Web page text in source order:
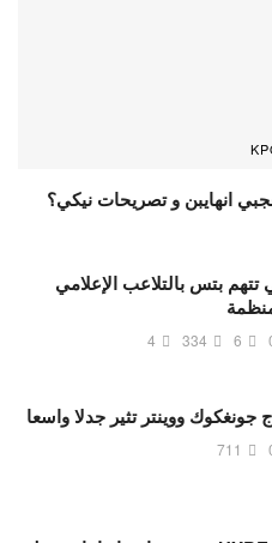
انهايبن و تصريحات نيكي؟
تتهم بتس بالتلاعب الإعلامي
6
334
4
جونغكوك ووينتر تثير جدلا واسعا
711